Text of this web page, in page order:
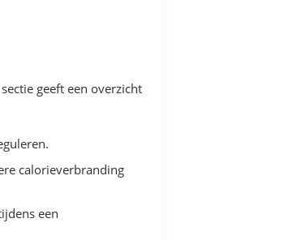
geeft een overzicht
calorieverbranding
een